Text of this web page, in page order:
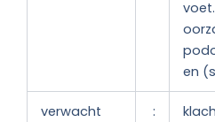
en
verwacht
: